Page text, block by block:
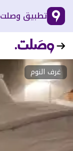
تطبيق وصلت
غرف النوم